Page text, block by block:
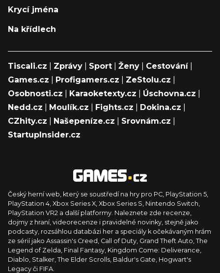
Krycí jména
Na křídlech
Tiscali.cz Zprávy Sport Ženy Cestování|
Games.cz
Profigamers.cz ZeStolu.cz
Osobnosti.cz
Karaoketexty.cz Úschovna.cz
Nedd.cz
Moulík.cz Fights.cz Dokina.cz
CZhity.cz
Našepeníze.cz Srovnám.cz
StartupInsider.cz
Český herní web, který se soustředí na hry pro PC, PlayStation 5,
PlayStation 4, Xbox Series X, Xbox Series S, Nintendo Switch,
PlayStation VR2 a další platformy. Naleznete zde recenze,
dojmy z hraní, videorecenze i pravidelné novinky, stejně jako
podcasty, rozsáhlou databázi her a speciály k očekávaným hrám
ze sérií jako Assassin's Creed, Call of Duty, Grand Theft Auto, The
Legend of Zelda, Final Fantasy, Kingdom Come: Deliverance,
Diablo, Stalker, The Elder Scrolls, Baldur's Gate, Hogwart's
Legacy či FIFA.